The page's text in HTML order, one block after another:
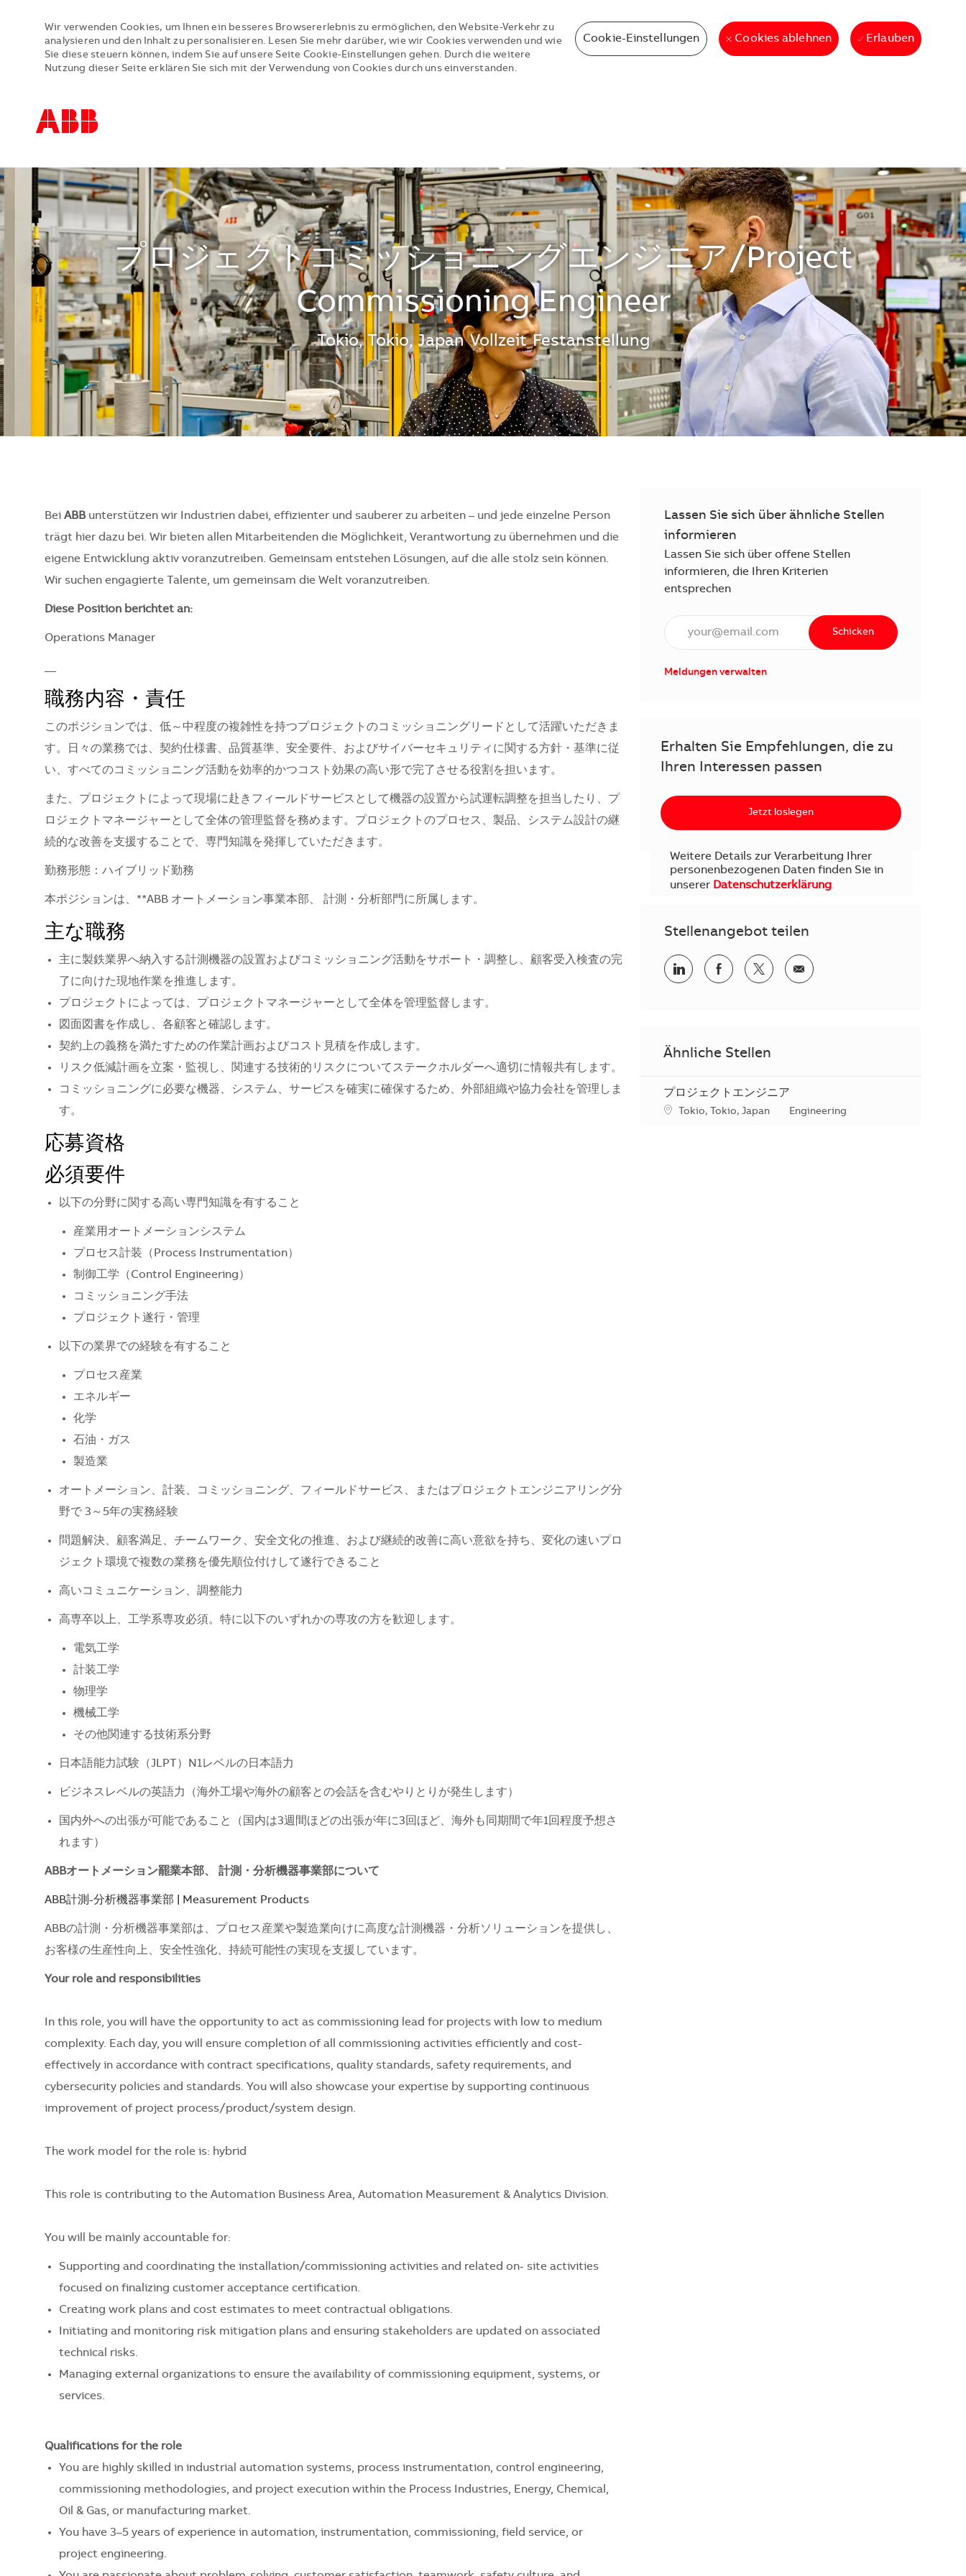
-
-
Wir verwenden Cookies, um Ihnen ein besseres Browsererlebnis zu ermöglichen, den Website-Verkehr zu
analysieren und den Inhalt zu personalisieren. Lesen Sie mehr darüber, wie wir Cookies verwenden und wie
Sie diese steuern können, indem Sie auf unsere Seite Cookie-Einstellungen gehen. Durch die weitere
Nutzung dieser Seite erklären Sie sich mit der Verwendung von Cookies durch uns einverstanden.
Cookie-Einstellungen Cookies ablehnen Erlauben
プロジェクトコミッショニングエンジニア/Project
Commissioning Engineer
Standort
Tokio, Tokio, Japan Vollzeit Festanstellung
Bei ABBunterstützen wir Industrien dabei, effizienter und sauberer zu arbeiten – und jede einzelne Person
trägt hier dazu bei. Wir bieten allen Mitarbeitenden die Möglichkeit, Verantwortung zu übernehmen und die
eigene Entwicklung aktiv voranzutreiben. Gemeinsam entstehen Lösungen, auf die alle stolz sein können.
Wir suchen engagierte Talente, um gemeinsam die Welt voranzutreiben.
Diese Position berichtet an:
Operations Manager
職務内容・責任
このポジションでは、低～中程度の複雑性を持つプロジェクトのコミッショニングリードとして活躍いただきま
す。日々の業務では、契約仕様書、品質基準、安全要件、およびサイバーセキュリティに関する方針・基準に従
い、すべてのコミッショニング活動を効率的かつコスト効果の高い形で完了させる役割を担います。
また、プロジェクトによって現場に赴きフィールドサービスとして機器の設置から試運転調整を担当したり、プ
ロジェクトマネージャーとして全体の管理監督を務めます。プロジェクトのプロセス、製品、システム設計の継
続的な改善を支援することで、専門知識を発揮していただきます。
勤務形態：ハイブリッド勤務
本ポジションは、**ABB オートメーション事業本部、 計測・分析部門に所属します。
主な職務
主に製鉄業界へ納入する計測機器の設置およびコミッショニング活動をサポート・調整し、顧客受入検査の完
了に向けた現地作業を推進します。
プロジェクトによっては、プロジェクトマネージャーとして全体を管理監督します。
図面図書を作成し、各顧客と確認します。
契約上の義務を満たすための作業計画およびコスト見積を作成します。
リスク低減計画を立案・監視し、関連する技術的リスクについてステークホルダーへ適切に情報共有します。
コミッショニングに必要な機器、システム、サービスを確実に確保するため、外部組織や協力会社を管理しま
す。
応募資格
必須要件
以下の分野に関する高い専門知識を有すること
産業用オートメーションシステム
プロセス計装（Process Instrumentation）
制御工学（Control Engineering）
コミッショニング手法
プロジェクト遂行・管理
以下の業界での経験を有すること
プロセス産業
エネルギー
化学
石油・ガス
製造業
オートメーション、計装、コミッショニング、フィールドサービス、またはプロジェクトエンジニアリング分
野で 3～5年の実務経験
問題解決、顧客満足、チームワーク、安全文化の推進、および継続的改善に高い意欲を持ち、変化の速いプロ
ジェクト環境で複数の業務を優先順位付けして遂行できること
高いコミュニケーション、調整能力
高専卒以上、工学系専攻必須。特に以下のいずれかの専攻の方を歓迎します。
電気工学
計装工学
物理学
機械工学
その他関連する技術系分野
日本語能力試験（JLPT）N1レベルの日本語力
ビジネスレベルの英語力（海外工場や海外の顧客との会話を含むやりとりが発生します）
国内外への出張が可能であること（国内は3週間ほどの出張が年に3回ほど、海外も同期間で年1回程度予想さ
れます）
ABBオートメーション罷業本部、 計測・分析機器事業部について
ABB計測-分析機器事業部 | Measurement Products
ABBの計測・分析機器事業部は、プロセス産業や製造業向けに高度な計測機器・分析ソリューションを提供し、
お客様の生産性向上、安全性強化、持続可能性の実現を支援しています。
Your role and responsibilities
In this role, you will have the opportunity to act as commissioning lead for projects with low to medium
complexity. Each day, you will ensure completion of all commissioning activities efficiently and cost-
effectively in accordance with contract specifications, quality standards, safety requirements, and
cybersecurity policies and standards. You will also showcase your expertise by supporting continuous
improvement of project process/product/system design.
The work model for the role is: hybrid
This role is contributing to the Automation Business Area, Automation Measurement & Analytics Division.
You will be mainly accountable for:
Supporting and coordinating the installation/commissioning activities and related on- site activities
focused on finalizing customer acceptance certification.
Creating work plans and cost estimates to meet contractual obligations.
Initiating and monitoring risk mitigation plans and ensuring stakeholders are updated on associated
technical risks.
Managing external organizations to ensure the availability of commissioning equipment, systems, or
services.
Qualifications for the role
You are highly skilled in industrial automation systems, process instrumentation, control engineering,
commissioning methodologies, and project execution within the Process Industries, Energy, Chemical,
Oil & Gas, or manufacturing market.
You have 3–5 years of experience in automation, instrumentation, commissioning, field service, or
project engineering.
Lassen Sie sich über ähnliche Stellen
informieren
Lassen Sie sich über offene Stellen
informieren, die Ihren Kriterien
entsprechen
E-Mail Adresse eingeben (erforderlich)
Schicken
Meldungen verwalten
Erhalten Sie Empfehlungen, die zu
Ihren Interessen passen
Jetzt loslegen
Weitere Details zur Verarbeitung Ihrer
personenbezogenen Daten finden Sie in
unserer Datenschutzerklärung.
Stellenangebot teilen
Teilen via LinkedInTeilen via Facebook
Teilen via Twitter
Teilen via E-Mail
Ähnliche Stellen
プロジェクトエンジニア
Standort
Tokio, Tokio, Japan Kategorie
Engineering